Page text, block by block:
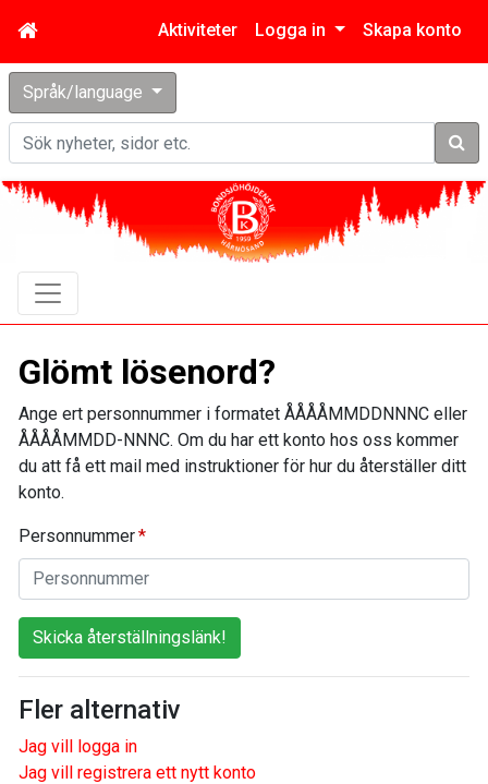
Aktiviteter Logga in Skapa konto
Språk/language
Sök
Glömt lösenord?
Ange ert personnummer i formatet ÅÅÅÅMMDDNNNC eller
ÅÅÅÅMMDD-NNNC. Om du har ett konto hos oss kommer
du att få ett mail med instruktioner för hur du återställer ditt
konto.
Personnummer
Skicka återställningslänk!
Fler alternativ
Jag vill logga in
Jag vill registrera ett nytt konto